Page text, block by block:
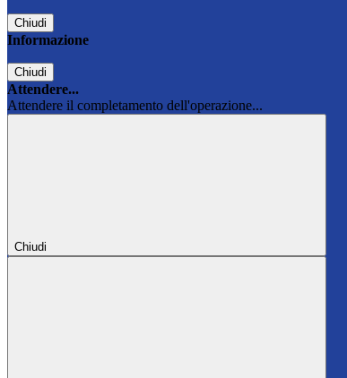
Chiudi
Informazione
Chiudi
Attendere...
Attendere il completamento dell'operazione...
Chiudi